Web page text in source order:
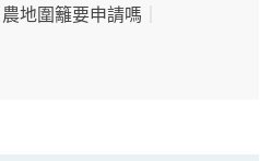
農地圍籬要申請嗎